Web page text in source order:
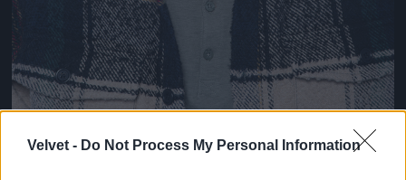
Velvet - Do Not Process My Personal Information